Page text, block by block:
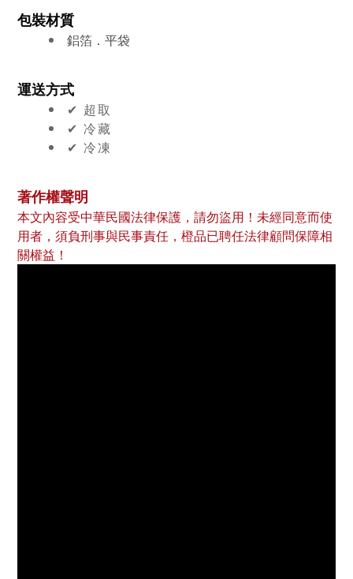
包裝材質
鋁箔．平袋
運送方式
✔︎ 超取
✔︎ 冷藏
✔︎ 冷凍
著作權聲明
本文內容受中華民國法律保護，請勿盜用！未經同意而使
用者，須負刑事與民事責任，橙品已聘任法律顧問保障相
關權益！